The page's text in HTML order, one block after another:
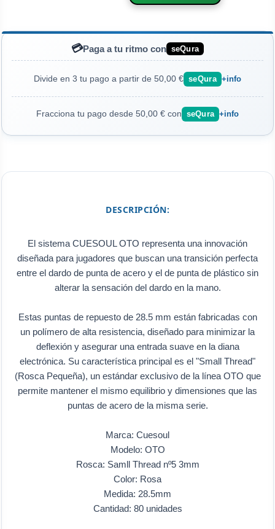
💳Paga a tu ritmo con seQura
Divide en 3 tu pago a partir de 50,00 € seQura +info
Fracciona tu pago desde 50,00 € con seQura +info
DESCRIPCIÓN:
El sistema CUESOUL OTO representa una innovación
diseñada para jugadores que buscan una transición perfecta
entre el dardo de punta de acero y el de punta de plástico sin
alterar la sensación del dardo en la mano.
Estas puntas de repuesto de 28.5 mm están fabricadas con
un polímero de alta resistencia, diseñado para minimizar la
deflexión y asegurar una entrada suave en la diana
electrónica. Su característica principal es el "Small Thread"
(Rosca Pequeña), un estándar exclusivo de la línea OTO que
permite mantener el mismo equilibrio y dimensiones que las
puntas de acero de la misma serie.
Marca: Cuesoul
Modelo: OTO
Rosca: Samll Thread nº5 3mm
Color: Rosa
Medida: 28.5mm
Cantidad: 80 unidades